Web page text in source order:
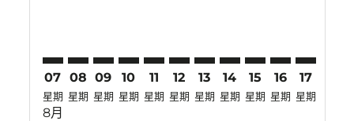
07
星期
8月
08
星期
09
星期
10
星期
11
星期
12
星期
13
星期
14
星期
15
星期
16
星期
17
星期